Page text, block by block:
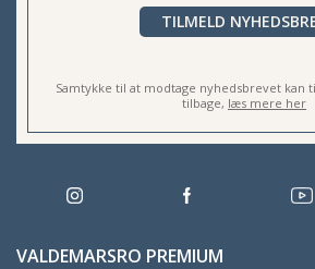
TILMELD
Samtykke til at modtage nyhedsbrevet kan
tilbage, læs mere her
VALDEMARSRO PREMIUM